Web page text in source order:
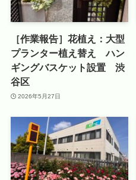
［作業報告］花植え：大型
プランター植え替え ハン
ギングバスケット設置 渋
谷区
2026年5月27日